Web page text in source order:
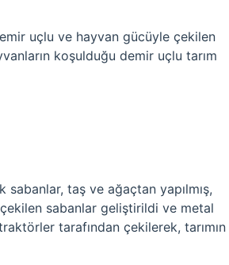
uçlu ve hayvan gücüyle çekilen
koşulduğu demir uçlu tarım
sabanlar, taş ve ağaçtan yapılmış,
sabanlar geliştirildi ve metal
tarafından çekilerek, tarımın